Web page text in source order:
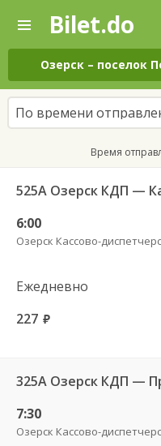
—
Поиск
и
покупка
билетов
на
автобус
онлайн
Bilet.do
Озерск – поселок
По времени
Время
6:00
Ежедневно
227 руб.
325А Озерск КДП —
7:30